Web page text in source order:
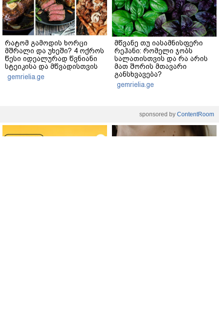
სტეიკისა და მწვადისთვის
gemrielia.ge
სალათისთვის და რა არის
მათ შორის მთავარი
განსხვავება?